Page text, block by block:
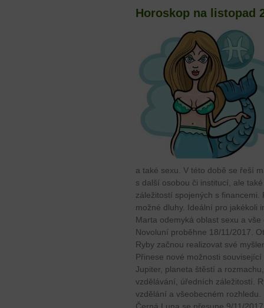
Horoskop na listopad
a také sexu. V této době se řeší
s další osobou či institucí, ale
záležitostí spojených s
možné dluhy. Ideální pro jakékoli
Marta odemyká oblast sexu a
Novoluní proběhne 18/11/2017.
Ryby začnou realizovat své
Přinese nové možnosti
Jupiter, planeta štěstí a
vzdělávání, úředních záležitostí.
vzdělání a všeobecném rozhledu.